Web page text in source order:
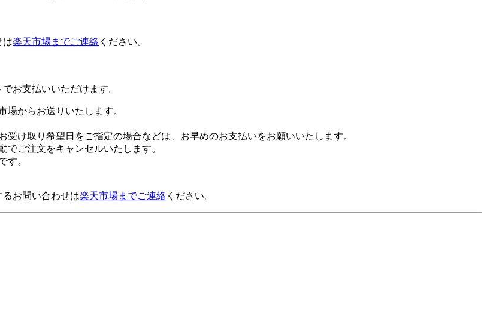
は楽天市場までご連絡 ください。
お支払いいただけます。
場からお送りいたします。
け取り希望日をご指定の場合などは、お早めのお支払いをお願いいたします。
でご注文をキャンセルいたします。
す。
お問い合わせは楽天市場までご連絡 ください。